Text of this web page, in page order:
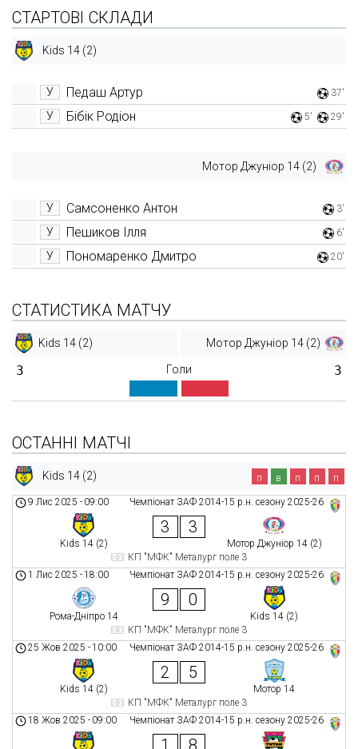
СТАРТОВІ СКЛАДИ
Kids 14 (2)
У Педаш Артур 37'
У Бібік Родіон 5' 29'
Мотор Джуніор 14 (2)
У Самсоненко Антон 3'
У Пешиков Ілля 6'
У Пономаренко Дмитро 20'
СТАТИСТИКА МАТЧУ
Kids 14 (2) Мотор Джуніор 14 (2)
3 Голи 3
ОСТАННІ МАТЧІ
Kids 14 (2) п в п п п
Чемпіонат ЗАФ 2014-15 р.н. сезону 2025-26
9 Лис 2025 - 09:00
Kids 14 (2)
3 3
Мотор Джуніор 14 (2)
КП "МФК" Металург поле 3
Чемпіонат ЗАФ 2014-15 р.н. сезону 2025-26
1 Лис 2025 -18:00
Рома-Дніпро 14
9 0
Kids 14 (2)
КП "МФК" Металург поле 3
Чемпіонат ЗАФ 2014-15 р.н. сезону 2025-26
25 Жов 2025 -10:00
Kids 14 (2)
2 5
Мотор 14
КП "МФК" Металург поле 3
Чемпіонат ЗАФ 2014-15 р.н. сезону 2025-26
18 Жов 2025 - 09:00
1 8